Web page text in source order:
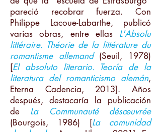
pareció recobrar fuerza. Con
Philippe Lacoue-Labarthe, publicó
varias obras, entre ellas L'Absolu
littéraire. Théorie de la littérature du
romantisme allemand(Seuil, 1978)
[El absoluto literario. Teoría de la
literatura del romanticismo alemán,
Eterna Cadencia, 2013]. Años
después, destacaría la publicación
de La Communauté désœuvrée
(Bourgois, 1986) [La comunidad